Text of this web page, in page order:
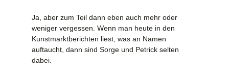
Ja, aber zum Teil dann eben auch mehr oder
weniger vergessen. Wenn man heute in den
Kunstmarktberichten liest, was an Namen
auftaucht, dann sind Sorge und Petrick selten
dabei.